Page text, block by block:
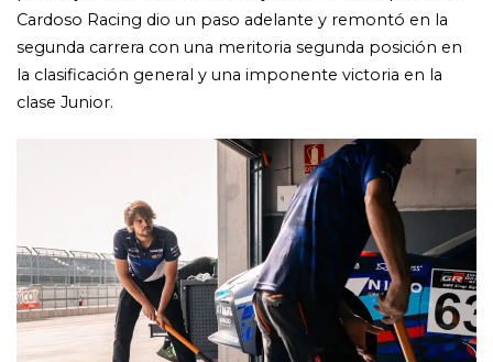
Cardoso Racing dio un paso adelante y remontó en la
segunda carrera con una meritoria segunda posición en
la clasificación general y una imponente victoria en la
clase Junior.